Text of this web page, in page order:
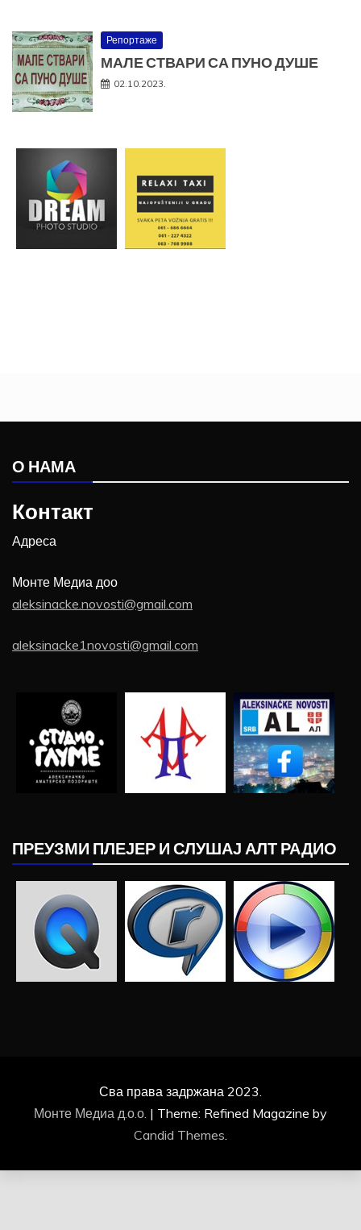
Репортаже
МАЛЕ СТВАРИ СА ПУНО ДУШЕ
02.10.2023.
О НАМА
Контакт
Адреса
Монте Медиа доо
aleksinacke.novosti@gmail.com
aleksinacke1novosti@gmail.com
ПРЕУЗМИ ПЛЕЈЕР И СЛУШАЈ АЛТ РАДИО
Сва права задржана 2023.
Монте Медиа д.о.о. | Theme: Refined Magazine by
Candid Themes